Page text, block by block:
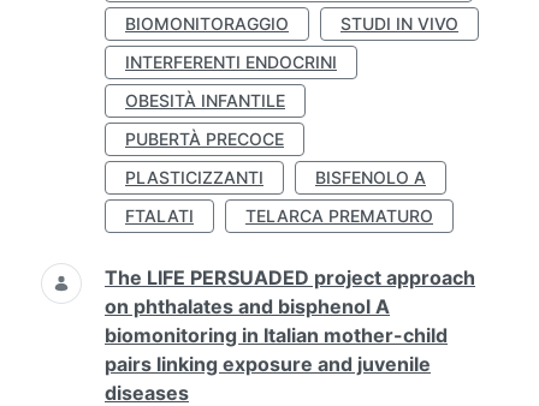
BIOMONITORAGGIO
STUDI IN VIVO
INTERFERENTI ENDOCRINI
OBESITÀ INFANTILE
PUBERTÀ PRECOCE
PLASTICIZZANTI
BISFENOLO A
FTALATI
TELARCA PREMATURO
The LIFE PERSUADED project approach
on phthalates and bisphenol A
biomonitoring in Italian mother-child
pairs linking exposure and juvenile
diseases